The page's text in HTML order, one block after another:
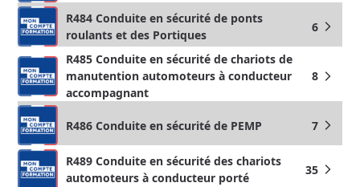
R484 Conduite en sécurité de ponts
roulants et des Portiques
6 arrow_forward_ios
R485 Conduite en sécurité de chariots de
manutention automoteurs à conducteur
accompagnant
8 arrow_forward_ios
R486 Conduite en sécurité de PEMP 7 arrow_forward_ios
R489 Conduite en sécurité des chariots
automoteurs à conducteur porté
35 arrow_forward_ios